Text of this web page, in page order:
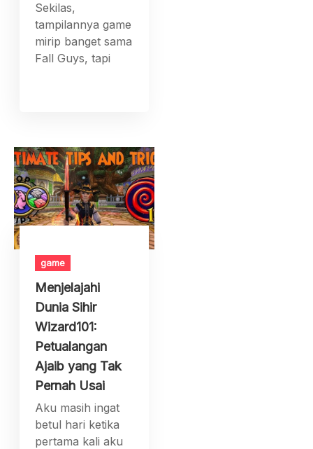
Sekilas,
tampilannya game
mirip banget sama
Fall Guys, tapi
game
Menjelajahi
Dunia Sihir
Wizard101:
Petualangan
Ajaib yang Tak
Pernah Usai
Aku masih ingat
betul hari ketika
pertama kali aku